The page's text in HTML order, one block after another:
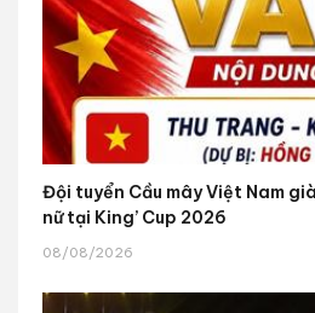
Đội tuyển Cầu mây Việt Nam
nữ tại King’ Cup 2026
08/08/2026